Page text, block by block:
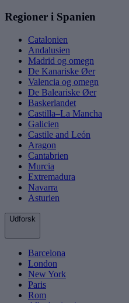
Regioner i Spanien
Catalonien
Andalusien
Madrid og omegn
De Kanariske Øer
Valencia og omegn
De Baleariske Øer
Baskerlandet
Castilla–La Mancha
Galicien
Castile and León
Aragon
Cantabrien
Murcia
Extremadura
Navarra
Asturien
Udforsk
Barcelona
London
New York
Paris
Rom